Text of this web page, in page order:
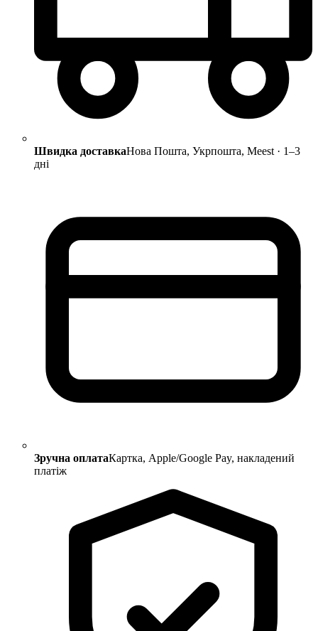
Швидка доставкаНова Пошта, Укрпошта, Meest · 1–3
дні
Зручна оплатаКартка, Apple/Google Pay, накладений
платіж